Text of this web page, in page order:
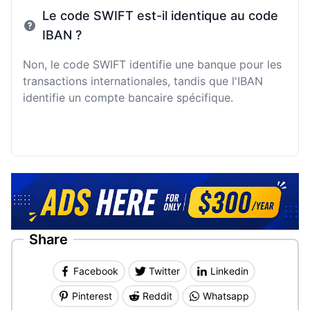
Le code SWIFT est-il identique au code
IBAN ?
Non, le code SWIFT identifie une banque pour les
transactions internationales, tandis que l'IBAN
identifie un compte bancaire spécifique.
Share
Facebook Twitter Linkedin
Pinterest Reddit Whatsapp